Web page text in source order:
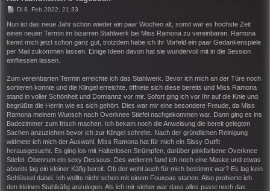
B
i
r
a
g
Di 8. Feb 2022, 21:33
Nun ist das neue Jahr schon wieder ein paar Wochen alt, somit war es höchste Zeit
einen neuen Termin im bizarren Stahlwerk bei Miss Ramona zu vereinbaren. Ramona
kennt mich jetzt schon ganz gut, trotzdem habe ich ihr Vorfeld ein paar Gedankenspiele
per Mail zukommen lassen. Einige Ideen davon hat sie wundervoll mit in die Session
einfliessen lassen.
Zum vereinbarten Termin erreichte ich das Stahlwerk. Bevor ich mich an der Türe noch
sortieren konnte und die Klingel erreichte, öffnete sich diese bereits und Miss Ramona
stand in voller Schönheit und Domiannz vor mir. Sofort ging ich vor Ihr auf die Knie und
begrüßte die Herrin wie es sich gehört. Dies war mir eine besondere Freude, da Miss
Ramona meinem Wunsch nach Overknee Stiefel nachgekommen war. Dann ging es ins
Badezimmer zum frisch machen. Ich bekam noch die Anweisung die bereit gelegten
Sachen anzuziehen bevor ich zur Klingel schreite. Nach der gründlichen Reinigung
widmete ich mich der Auswahl. Miss Ramona hat für mich ein Sissy Outfit
herausgesucht. Es ging los mit Halterlosen Strümpfen, darüber pinkfarbene Overknee
Stiefel. Obenrum ein sexy Dessous. Des weiteren fand ich noch eine Maske und etwas
abseits lag ein kleiner Käfig bereit. Ob der wohl auch für mich bestimmt war? Es lag kein
Schlüssel dabei. Ich wollte nicht schon mit einem Fouxpas starten. Also probierte ich
den kleinen Stahlkäfig anzulegen. Als ich mir sicher war dass alles passt noch das